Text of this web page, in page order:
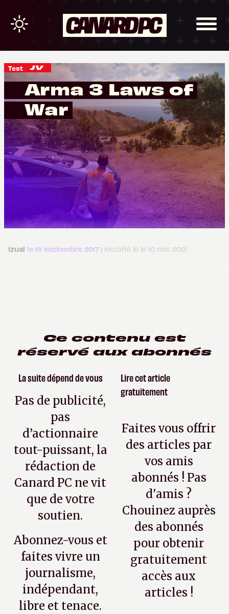
Test
Arma 3 Laws of
War
Izual le 19 septembre 2017 | Modifié le le 10 mai 2021
Ce contenu est
réservé aux abonnés
La suite dépend de vous
Pas de publicité,
pas
d’actionnaire
tout-puissant, la
rédaction de
Canard PC ne vit
que de votre
soutien.
Abonnez-vous et
faites vivre un
journalisme,
indépendant,
libre et tenace.
Lire cet article
gratuitement
Faites vous offrir
des articles par
vos amis
abonnés ! Pas
d'amis ?
Chouinez auprès
des abonnés
pour obtenir
gratuitement
accès aux
articles !